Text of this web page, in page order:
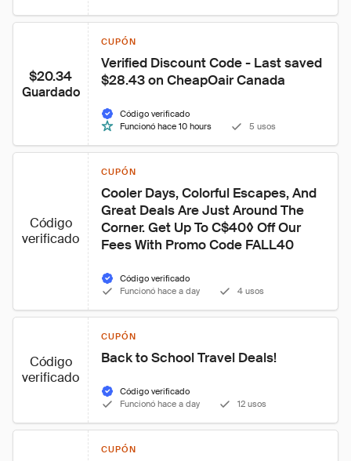
$20.34
Guardado
CUPÓN
Verified Discount Code - Last saved
$28.43 on CheapOair Canada
Código verificado
Funcionó hace 10 hours
5 usos
Código
verificado
CUPÓN
Cooler Days, Colorful Escapes, And
Great Deals Are Just Around The
Corner. Get Up To C$40◊ Off Our
Fees With Promo Code FALL40
Código verificado
Funcionó hace a day
4 usos
Código
verificado
CUPÓN
Back to School Travel Deals!
Código verificado
Funcionó hace a day
12 usos
CUPÓN